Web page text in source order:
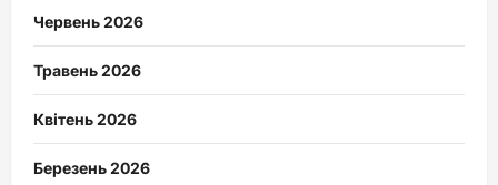
Червень 2026
Травень 2026
Квітень 2026
Березень 2026